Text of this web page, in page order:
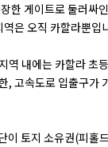
게이트로 둘러싸
은 오직 카할라뿐입
내에는 카할라 초
고속도로 입출구
토지 소유권(피홀